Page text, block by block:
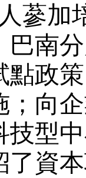
蔘加
巴南
點政
；向
技型
了資